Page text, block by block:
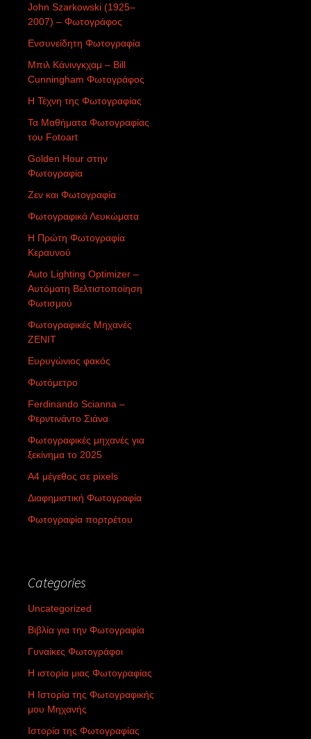
John Szarkowski (1925–
2007) – Φωτογράφος
Ενσυνείδητη Φωτογραφία
Μπιλ Κάνινγκχαμ – Bill
Cunningham Φωτογράφος
Η Τέχνη της Φωτογραφίας
Τα Μαθήματα Φωτογραφίας
του Fotoart
Golden Hour στην
Φωτογραφία
Ζεν και Φωτογραφία
Φωτογραφικά Λευκώματα
Η Πρώτη Φωτογραφία
Κεραυνού
Auto Lighting Optimizer –
Αυτόματη Βελτιστοποίηση
Φωτισμού
Φωτογραφικές Μηχανές
ZENIT
Ευρυγώνιος φακός
Φωτόμετρο
Ferdinando Scianna –
Φερντινάντο Σιάνα
Φωτογραφικές μηχανές για
ξεκίνημα το 2025
Α4 μέγεθος σε pixels
Διαφημιστική Φωτογραφία
Φωτογραφία πορτρέτου
Categories
Uncategorized
Βιβλία για την Φωτογραφία
Γυναίκες Φωτογράφοι
Η ιστορία μιας Φωτογραφίας
Η Ιστορία της Φωτογραφικής
μου Μηχανής
Ιστορία της Φωτογραφίας